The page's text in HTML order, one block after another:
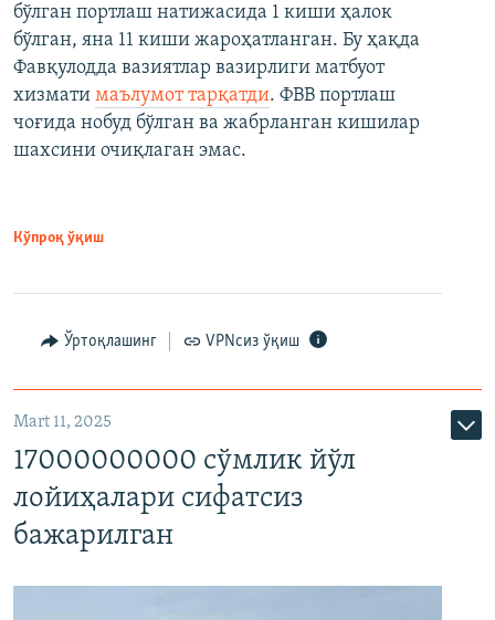
бўлган портлаш натижасида 1 киши ҳалок
бўлган, яна 11 киши жароҳатланган. Бу ҳақда
Фавқулодда вазиятлар вазирлиги матбуот
хизмати маълумот тарқатди. ФВВ портлаш
чоғида нобуд бўлган ва жабрланган кишилар
шахсини очиқлаган эмас.
Кўпроқ ўқиш
Ўртоқлашинг VPNсиз ўқиш
Mart 11, 2025
17000000000 сўмлик йўл
лойиҳалари сифатсиз
бажарилган